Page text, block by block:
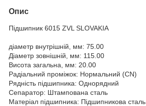
Опис
Підшипник 6015 ZVL SLOVAKIA
діаметр внутрішній, мм: 75.00
Діаметр зовнішній, мм: 115.00
Висота загальна, мм: 20.00
Радіальний проміжок: Нормальний (CN)
Рядність підшипника: Однорядний
Сепаратор: Штампована сталь
Матеріал підшипника: Підшипникова сталь